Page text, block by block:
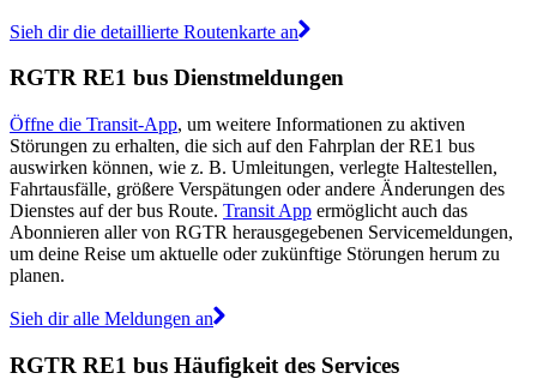
Sieh dir die detaillierte Routenkarte an
RGTR RE1 bus Dienstmeldungen
Öffne die Transit-App, um weitere Informationen zu aktiven
Störungen zu erhalten, die sich auf den Fahrplan der RE1 bus
auswirken können, wie z. B. Umleitungen, verlegte Haltestellen,
Fahrtausfälle, größere Verspätungen oder andere Änderungen des
Dienstes auf der bus Route. Transit App ermöglicht auch das
Abonnieren aller von RGTR herausgegebenen Servicemeldungen,
um deine Reise um aktuelle oder zukünftige Störungen herum zu
planen.
Sieh dir alle Meldungen an
RGTR RE1 bus Häufigkeit des Services